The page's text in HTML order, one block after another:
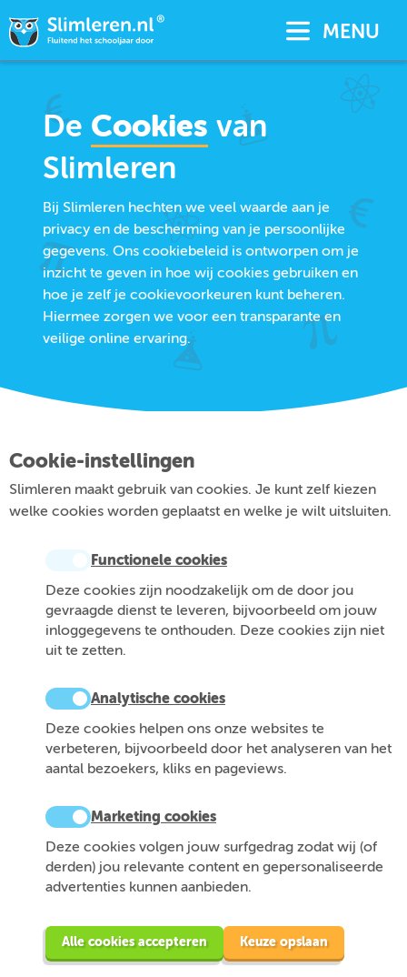
MENU
De Cookies van
Slimleren
Bij Slimleren hechten we veel waarde aan je
privacy en de bescherming van je persoonlijke
gegevens. Ons cookiebeleid is ontworpen om je
inzicht te geven in hoe wij cookies gebruiken en
hoe je zelf je cookievoorkeuren kunt beheren.
Hiermee zorgen we voor een transparante en
veilige online ervaring.
Cookie-instellingen
Slimleren maakt gebruik van cookies. Je kunt zelf kiezen
welke cookies worden geplaatst en welke je wilt uitsluiten.
Functionele cookies
Deze cookies zijn noodzakelijk om de door jou
gevraagde dienst te leveren, bijvoorbeeld om jouw
inloggegevens te onthouden. Deze cookies zijn niet
uit te zetten.
Analytische cookies
Deze cookies helpen ons onze websites te
verbeteren, bijvoorbeeld door het analyseren van het
aantal bezoekers, kliks en pageviews.
Marketing cookies
Deze cookies volgen jouw surfgedrag zodat wij (of
derden) jou relevante content en gepersonaliseerde
advertenties kunnen aanbieden.
Alle cookies accepteren Keuze opslaan